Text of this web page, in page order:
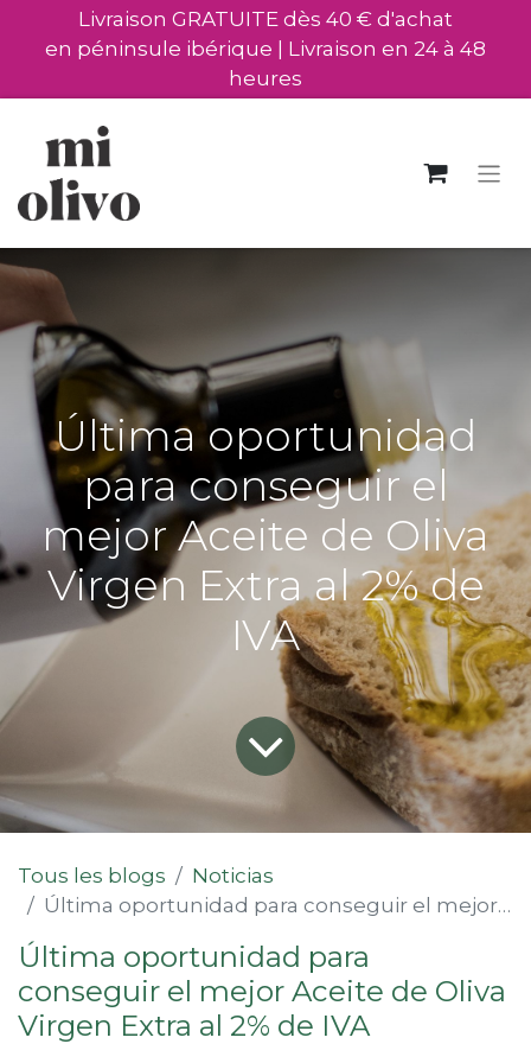
Livraison GRATUITE dès 40 € d'achat
en péninsule ibérique | Livraison en 24 à 48
heures
Última oportunidad
para conseguir el
mejor Aceite de Oliva
Virgen Extra al 2% de
IVA
Tous les blogs
Noticias
Última oportunidad para conseguir el mejor Aceite de Oliva Virgen Extra al 2% de IVA
Última oportunidad para
conseguir el mejor Aceite de Oliva
Virgen Extra al 2% de IVA